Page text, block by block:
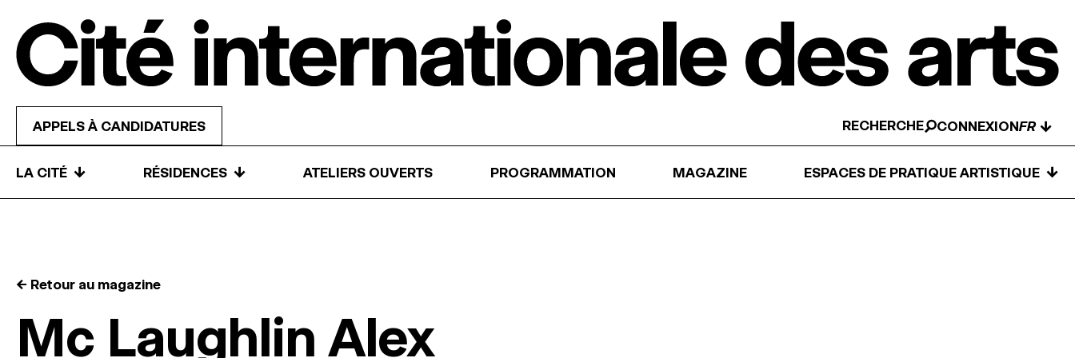
APPELS À CANDIDATURES RECHERCHE CONNEXION ↓
LA CITÉ ↓ RÉSIDENCES ↓ ATELIERS OUVERTS PROGRAMMATION MAGAZINE ESPACES DE PRATIQUE ARTISTIQUE ↓
← Retour au magazine
Mc Laughlin Alex